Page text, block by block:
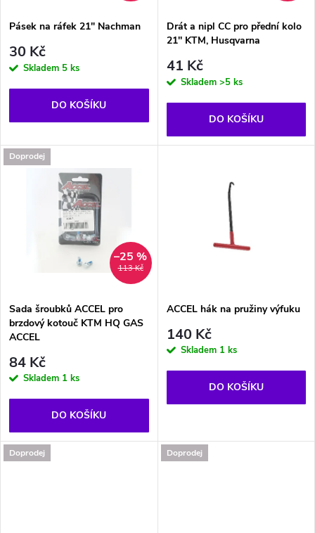
p
r
d
s
p
r
o
d
ů
Pásek na ráfek 21" Nachman
30 Kč
Skladem 5 ks
DO KOŠÍKU
Drát a nipl CC pro přední kolo
21'' KTM, Husqvarna
41 Kč
Skladem >5 ks
DO KOŠÍKU
Doprodej
113 Kč
–25 %
Sada šroubků ACCEL pro
brzdový kotouč KTM HQ GAS
ACCEL
84 Kč
Skladem 1 ks
DO KOŠÍKU
ACCEL hák na pružiny výfuku
140 Kč
Skladem 1 ks
DO KOŠÍKU
Doprodej Doprodej